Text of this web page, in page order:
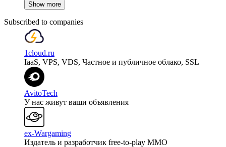
Show more
Subscribed to companies
1cloud.ru
IaaS, VPS, VDS, Частное и публичное облако, SSL
AvitoTech
У нас живут ваши объявления
ex-Wargaming
Издатель и разработчик free-to-play MMO